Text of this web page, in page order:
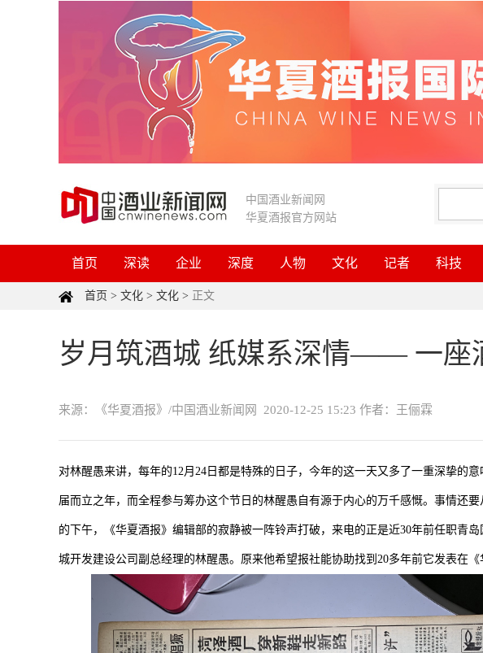
中国酒业新闻网
华夏酒报官方网站
首页 深读 企业 深度 人物 文化 记者 科技
首页 > 文化 > 文化 > 正文
岁月筑酒城 纸媒系深情—— 一座
来源：《华夏酒报》/中国酒业新闻网 2020-12-25 15:23 作者：王俪霖
对林醒愚来讲，每年的12月24日都是特殊的日子，今年的这一天又多了一重深挚的
届而立之年，而全程参与筹办这个节日的林醒愚自有源于内心的万千感慨。事情还
的下午，《华夏酒报》编辑部的寂静被一阵铃声打破，来电的正是近30年前任职青
城开发建设公司副总经理的林醒愚。原来他希望报社能协助找到20多年前它发表在《